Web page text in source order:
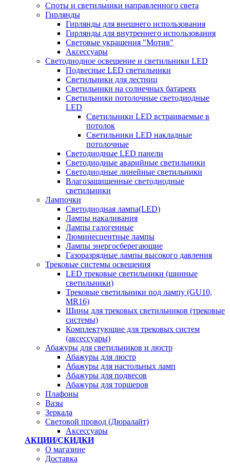
Споты и светильники направленного света
Гирлянды
Гирлянды для внешнего использования
Гирлянды для внутреннего использования
Световые украшения "Мотив"
Аксессуары
Светодиодное освещение и светильники LED
Подвесные LED светильники
Светильники для лестниц
Светильники на солнечных батареях
Светильники потолочные светодиодные
LED
Cветильники LED встраиваемые в
потолок
Светильники LED накладные
потолочные
Светодиодные LED панели
Светодиодные аварийные светильники
Светодиодные линейные светильники
Влагозащищенные светодиодные
светильники
Лампочки
Светодиодная лампа(LED)
Лампы накаливания
Лампы галогенные
Люминесцентные лампы
Лампы энергосберегающие
Газоразрядные лампы высокого давления
Трековые системы освещения
LED трековые светильники (шинные
светильники)
Трековые светильники под лампу (GU10,
MR16)
Шины для трековых светильников (трековые
системы)
Комплектующие для трековых систем
(аксессуары)
Абажуры для светильников и люстр
Абажуры для люстр
Абажуры для настольных ламп
Абажуры для подвесов
Абажуры для торшеров
Плафоны
Вазы
Зеркала
Световой провод (Дюралайт)
Аксессуары
АКЦИИ/СКИДКИ
О магазине
Доставка